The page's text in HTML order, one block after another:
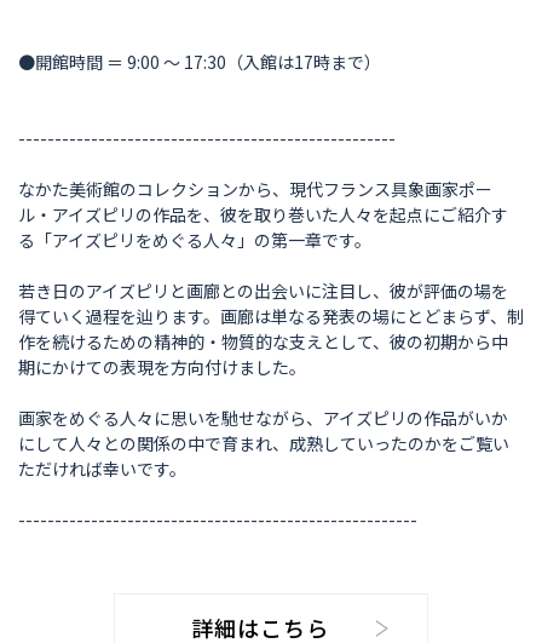
●開館時間 ＝ 9:00 〜 17:30（入館は17時まで）
----------------------------------------------------
なかた美術館のコレクションから、現代フランス具象画家ポー
ル・アイズピリの作品を、彼を取り巻いた人々を起点にご紹介す
る「アイズピリをめぐる人々」の第一章です。
若き日のアイズピリと画廊との出会いに注目し、彼が評価の場を
得ていく過程を辿ります。画廊は単なる発表の場にとどまらず、制
作を続けるための精神的・物質的な支えとして、彼の初期から中
期にかけての表現を方向付けました。
画家をめぐる人々に思いを馳せながら、アイズピリの作品がいか
にして人々との関係の中で育まれ、成熟していったのかをご覧い
ただければ幸いです。
-------------------------------------------------------
詳細はこちら